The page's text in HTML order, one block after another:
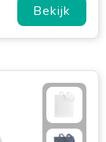
Bekijk